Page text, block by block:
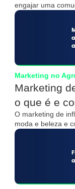
engajar uma
Marketing no
Marketing
o que é e
O marketing de
moda e beleza e